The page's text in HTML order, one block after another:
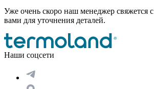
Уже очень скоро наш менеджер свяжется с
вами для уточнения деталей.
Наши соцсети